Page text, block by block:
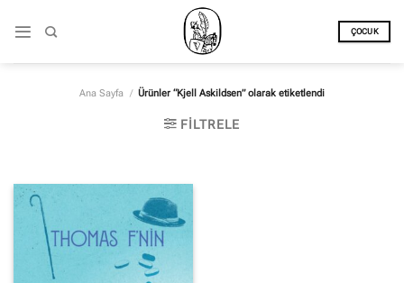
atla
ÇOCUK
Ana Sayfa / Ürünler “Kjell Askildsen” olarak etiketlendi
FILTRELE